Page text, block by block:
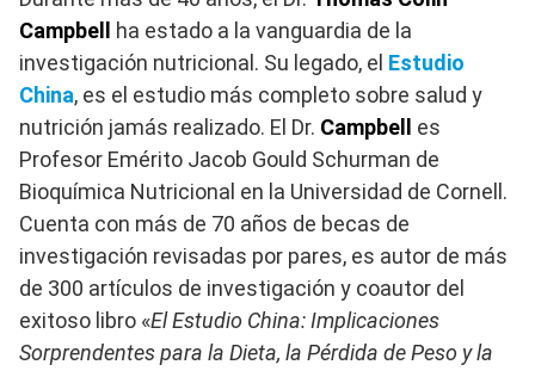
Campbell
ha estado a la vanguardia de la
investigación nutricional. Su legado, el Estudio
China, es el estudio más completo sobre salud y
nutrición jamás realizado. El Dr. Campbell
es
Profesor Emérito Jacob Gould Schurman de
Bioquímica Nutricional en la Universidad de Cornell.
Cuenta con más de 70 años de becas de
investigación revisadas por pares, es autor de más
de 300 artículos de investigación y coautor del
exitoso libro «El Estudio China: Implicaciones
Sorprendentes para la Dieta, la Pérdida de Peso y la